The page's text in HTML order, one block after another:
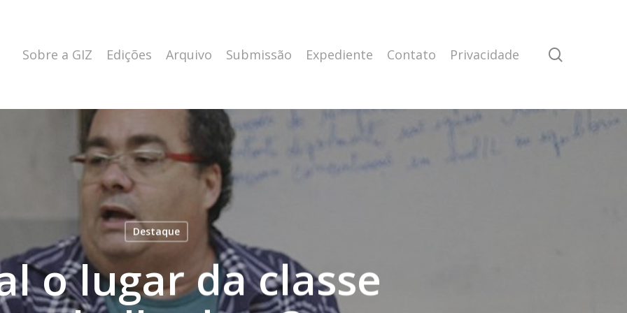
Sobre a GIZ Edições Arquivo Submissão Expediente Contato Privacidade
Destaque
o lugar da classe